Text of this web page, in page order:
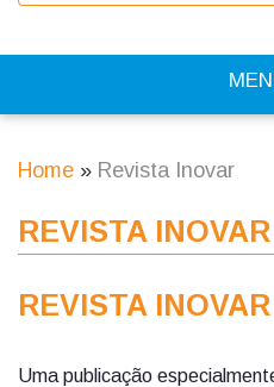
Home Revista Inovar
REVISTA INOVAR
REVISTA INOVAR
Uma publicação